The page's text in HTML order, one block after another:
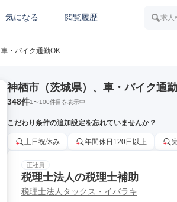
気になる 閲覧履歴 求人
車・バイク通勤OK
神栖市（茨城県）、車・バイク通
348件1〜100件目を表示中
こだわり条件の追加設定を忘れていませんか？
土日祝休み 年間休日120日以上
正社員
税理士法人の税理士補助
税理士法人タックス・イバラキ